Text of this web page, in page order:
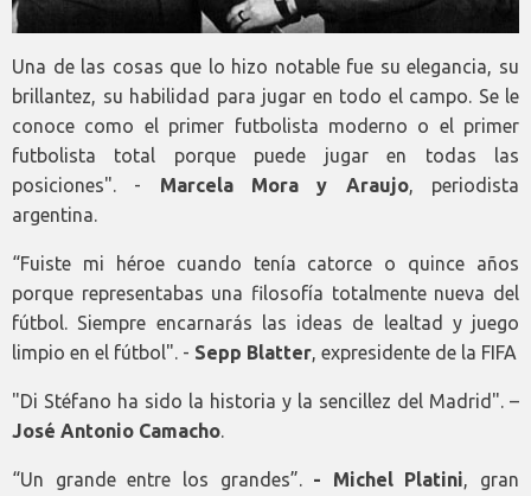
Una de las cosas que lo hizo notable fue su elegancia, su
brillantez, su habilidad para jugar en todo el campo. Se le
conoce como el primer futbolista moderno o el primer
futbolista total porque puede jugar en todas las
posiciones". - Marcela Mora y Araujo, periodista
argentina.
“Fuiste mi héroe cuando tenía catorce o quince años
porque representabas una filosofía totalmente nueva del
fútbol. Siempre encarnarás las ideas de lealtad y juego
limpio en el fútbol". - Sepp Blatter , expresidente de la FIFA
"Di Stéfano ha sido la historia y la sencillez del Madrid". –
José Antonio Camacho
“Un grande entre los grandes”. - Michel Platini , gran